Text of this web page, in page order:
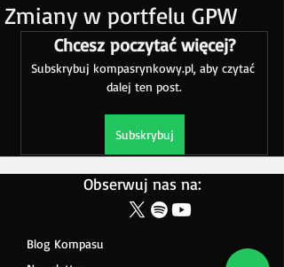
Zmiany w portfelu GPW
Chcesz poczytać więcej?
Subskrybuj kompasrynkowy.pl, aby czytać
dalej ten post.
Subskrybuj
Obserwuj nas na:
Blog Kompasu